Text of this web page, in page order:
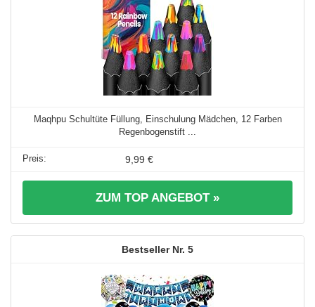
Maqhpu Schultüte Füllung, Einschulung Mädchen, 12 Farben
Regenbogenstift ...
9,99 €
ZUM TOP ANGEBOT »
5